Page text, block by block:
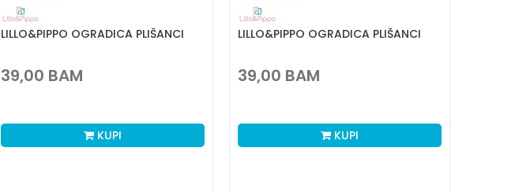
LILLO&PIPPO OGRADICA PLIŠANCI
39,00 BAM
KUPI
LILLO&PIPPO OGRADICA PLIŠANCI
39,00 BAM
KUPI